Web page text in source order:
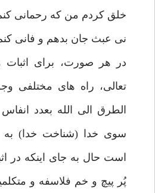
خلق کردم من که رحمانی
نی عبث جان بدهم و فانی
در هر صورت، برای اثبات
تعالی، راه های مختلفی
الطرق الی الله بعدد
سوی خدا (شناخت خدا) به
است حال به جای اینکه در
پُر پیچ و خم فلاسفه و